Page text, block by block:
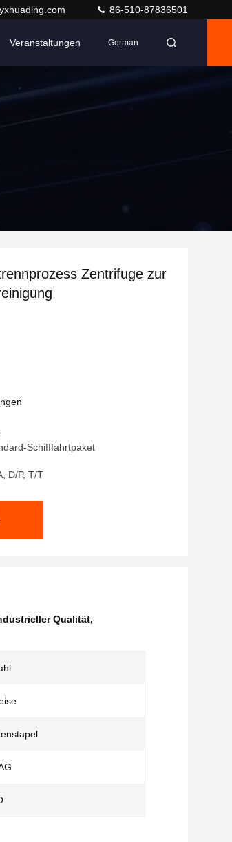
86-510-87836501
Veranstaltungen German
Zentrifuge zur
Schifffahrtpaket
D/P, T/T
Qualität,